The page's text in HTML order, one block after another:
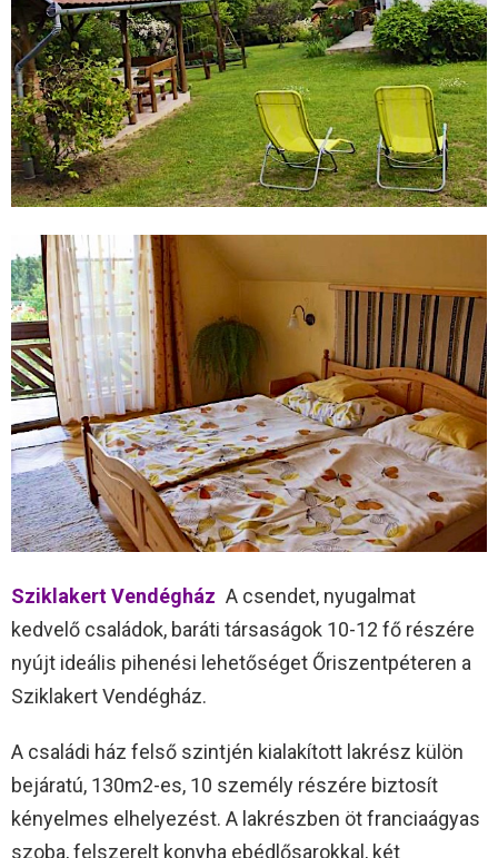
Sziklakert Vendégház A csendet, nyugalmat
kedvelő családok, baráti társaságok 10-12 fő részére
nyújt ideális pihenési lehetőséget Őriszentpéteren a
Sziklakert Vendégház.
A családi ház felső szintjén kialakított lakrész külön
bejáratú, 130m2-es, 10 személy részére biztosít
kényelmes elhelyezést. A lakrészben öt franciaágyas
szoba, felszerelt konyha ebédlősarokkal, két